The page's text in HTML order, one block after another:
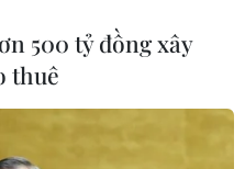
đồng
500 tỷ đồng xây
thuê